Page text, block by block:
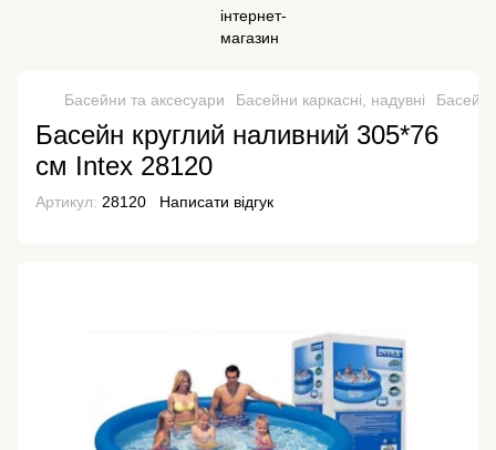
Басейни та аксесуари Басейни каркасні, надувні
Басейн круглий наливний 305*76
см Intex 28120
Артикул: 28120 Написати відгук